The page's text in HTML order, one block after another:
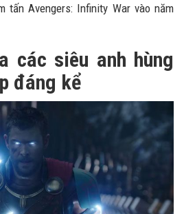
tấn Avengers: Infinity War vào năm
các siêu anh hùng
đáng kể